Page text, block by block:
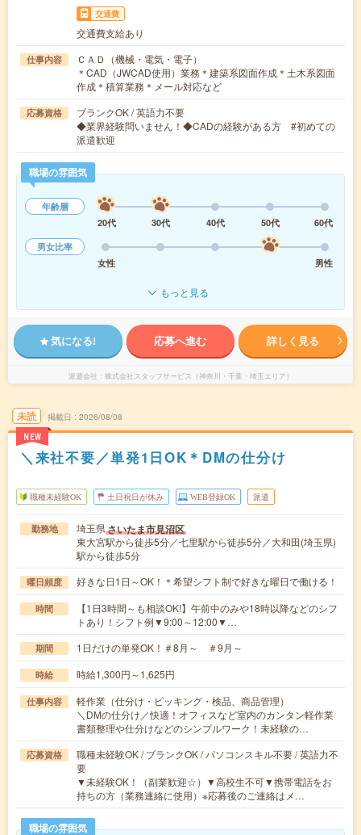
交通費
交通費支給あり
仕事内容
ＣＡＤ（機械・電気・電子）
＊CAD（JWCAD使用）業務＊建築系図面作成＊土木系図面
作成＊積算業務＊メール対応など
応募資格
ブランクOK / 英語力不要
◆業界経験問いません！◆CADの経験がある方 #初めての
派遣歓迎
職場の雰囲気
年齢層
20代
30代 40代 50代
60代
男女比率
女性
男性
もっと見る
気になる! 応募へ進む 詳しく見る
派遣会社 株式会社スタッフサービス（神奈川・千葉・埼玉エリア）
未読
NEW
掲載日 2026/08/08
＼来社不要／単発1日OK＊DMの仕分け
職種未経験OK 土日祝日が休み WEB登録OK 派遣
勤務地 埼玉県さいたま市見沼区
東大宮駅から徒歩5分／七里駅から徒歩5分／大和田(埼玉県)
駅から徒歩5分
曜日頻度 好きな日1日～OK！＊希望シフト制で好きな曜日で働ける！
時間
【1日3時間～も相談OK!】午前中のみや18時以降などのシフ
トあり！シフト例▼9:00～12:00▼…
期間 1日だけの単発OK！＃8月～ ＃9月～
時給 時給1,300円～1,625円
仕事内容
軽作業（仕分け・ピッキング・検品、商品管理）
＼DMの仕分け／快適！オフィスなど室内のカンタン軽作業
書類整理や仕分けなどのシンプルワーク！未経験の…
応募資格
職種未経験OK / ブランクOK / パソコンスキル不要 / 英語力不
要
▼未経験OK！（副業歓迎☆）▼高校生不可▼携帯電話をお
持ちの方（業務連絡に使用）※応募後のご連絡はメ…
職場の雰囲気